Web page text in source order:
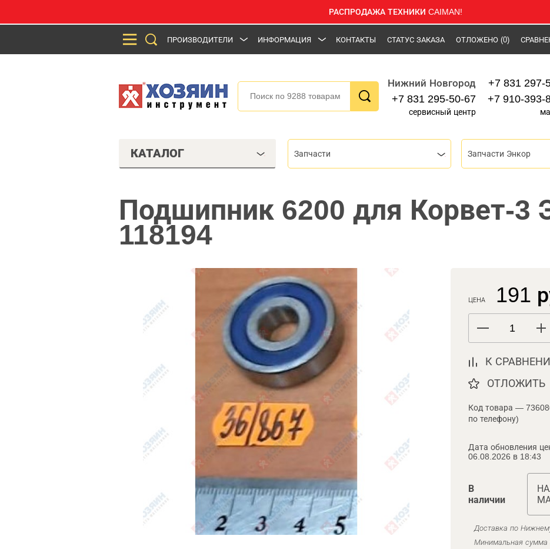
РАСПРОДАЖА ТЕХНИКИ CAIMAN!
ПРОИЗВОДИТЕЛИ ИНФОРМАЦИЯ КОНТАКТЫ СТАТУС ЗАКАЗА ОТЛОЖЕНО (0)
Нижний Новгород
+7 831 295-50-67
сервисный центр
+7 831 297-
+7 910-393-
КАТАЛОГ Запчасти Запчасти Энкор
Подшипник 6200 для Корвет-3
118194
ЦЕНА 191
К
ОТЛОЖИТЬ
Код товара —
по телефону)
Дата обновления
06.08.2026 в 18:43
В
наличии
Доставка по
Минимальная сумма